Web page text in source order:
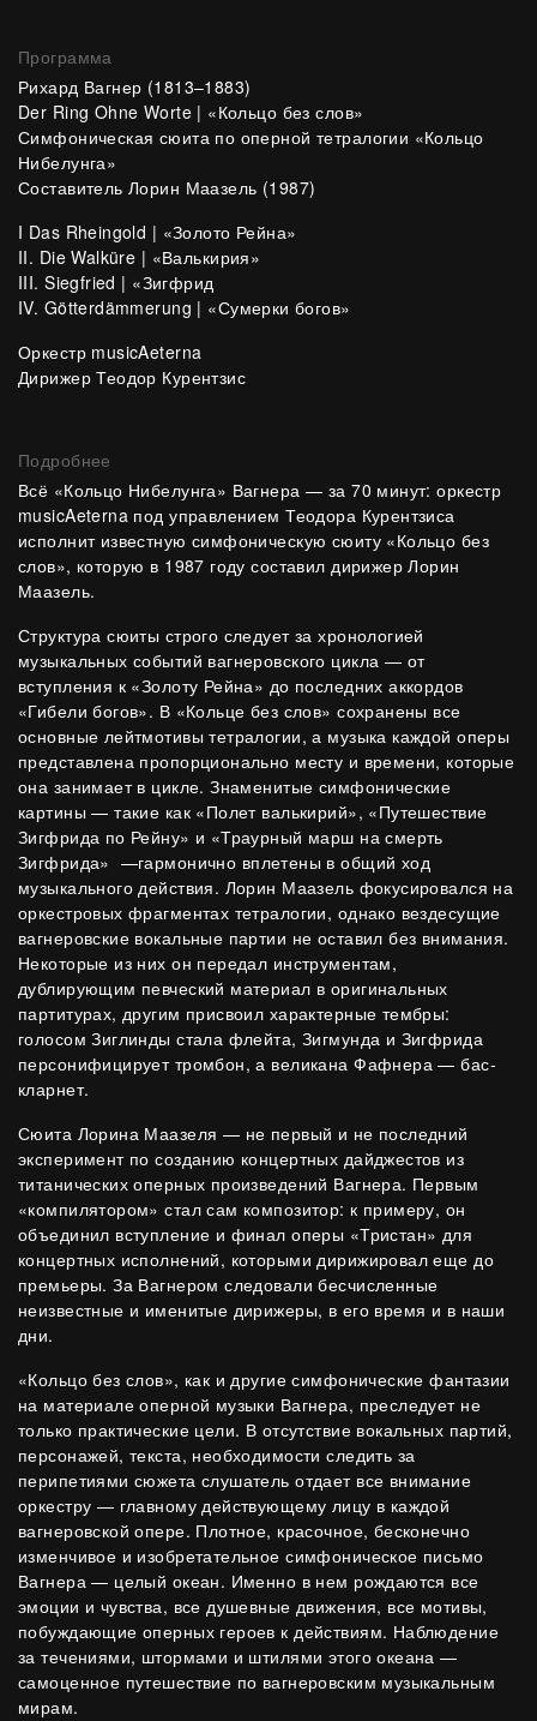
Программа
Рихард Вагнер (1813–1883)
Der Ring Ohne Worte | «Кольцо без слов»
Симфоническая сюита по оперной тетралогии «Кольцо
Нибелунга»
Составитель Лорин Маазель (1987)
I Das Rheingold | «Золото Рейна»
II. Die Walküre | «Валькирия»
III. Siegfried | «Зигфрид
IV. Götterdämmerung | «Сумерки богов»
Оркестр musicAeterna
Дирижер Теодор Курентзис
Подробнее
Всё «Кольцо Нибелунга» Вагнера — за 70 минут: оркестр
musicAeterna под управлением Теодора Курентзиса
исполнит известную симфоническую сюиту «Кольцо без
слов», которую в 1987 году составил дирижер Лорин
Маазель.
Структура сюиты строго следует за хронологией
музыкальных событий вагнеровского цикла — от
вступления к «Золоту Рейна» до последних аккордов
«Гибели богов». В «Кольце без слов» сохранены все
основные лейтмотивы тетралогии, а музыка каждой оперы
представлена пропорционально месту и времени, которые
она занимает в цикле. Знаменитые симфонические
картины — такие как «Полет валькирий», «Путешествие
Зигфрида по Рейну» и «Траурный марш на смерть
Зигфрида» —гармонично вплетены в общий ход
музыкального действия. Лорин Маазель фокусировался на
оркестровых фрагментах тетралогии, однако вездесущие
вагнеровские вокальные партии не оставил без внимания.
Некоторые из них он передал инструментам,
дублирующим певческий материал в оригинальных
партитурах, другим присвоил характерные тембры:
голосом Зиглинды стала флейта, Зигмунда и Зигфрида
персонифицирует тромбон, а великана Фафнера — бас-
кларнет.
Сюита Лорина Маазеля — не первый и не последний
эксперимент по созданию концертных дайджестов из
титанических оперных произведений Вагнера. Первым
«компилятором» стал сам композитор: к примеру, он
объединил вступление и финал оперы «Тристан» для
концертных исполнений, которыми дирижировал еще до
премьеры. За Вагнером следовали бесчисленные
неизвестные и именитые дирижеры, в его время и в наши
дни.
«Кольцо без слов», как и другие симфонические фантазии
на материале оперной музыки Вагнера, преследует не
только практические цели. В отсутствие вокальных партий,
персонажей, текста, необходимости следить за
перипетиями сюжета слушатель отдает все внимание
оркестру — главному действующему лицу в каждой
вагнеровской опере. Плотное, красочное, бесконечно
изменчивое и изобретательное симфоническое письмо
Вагнера — целый океан. Именно в нем рождаются все
эмоции и чувства, все душевные движения, все мотивы,
побуждающие оперных героев к действиям. Наблюдение
за течениями, штормами и штилями этого океана —
самоценное путешествие по вагнеровским музыкальным
мирам.